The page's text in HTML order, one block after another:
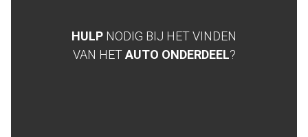
HULP NODIG BIJ HET VINDEN
VAN HETAUTO ONDERDEEL?